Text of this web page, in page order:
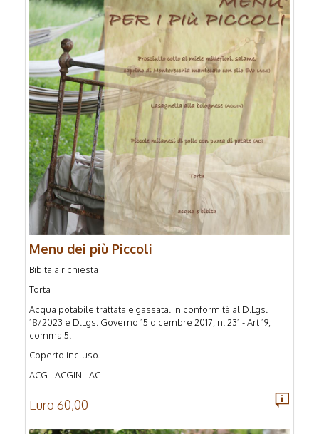
Menu dei più Piccoli
Bibita a richiesta
Torta
Acqua potabile trattata e gassata. In conformità al D.Lgs.
18/2023 e D.Lgs. Governo 15 dicembre 2017, n. 231 - Art 19,
comma 5.
Coperto incluso.
ACG - ACGIN - AC -
Euro 60,00